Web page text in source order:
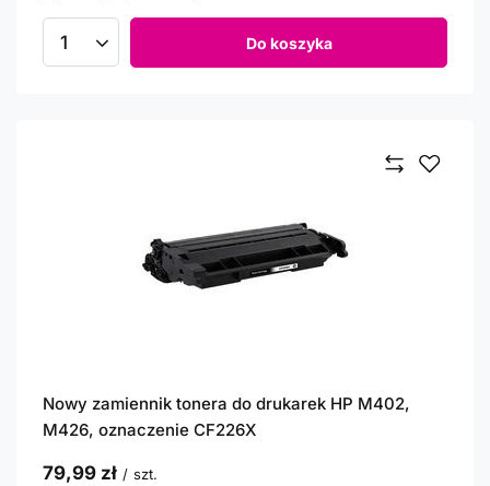
Ilość produktów Do koszyka
Nowy zamiennik tonera do drukarek HP M402,
M426, oznaczenie CF226X
79,99 zł / szt.